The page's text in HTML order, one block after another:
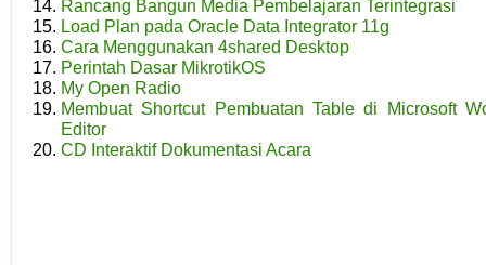
Rancang Bangun Media Pembelajaran Terintegrasi
Load Plan pada Oracle Data Integrator 11g
Cara Menggunakan 4shared Desktop
Perintah Dasar MikrotikOS
My Open Radio
Membuat Shortcut Pembuatan Table di Microsoft
Editor
CD Interaktif Dokumentasi Acara